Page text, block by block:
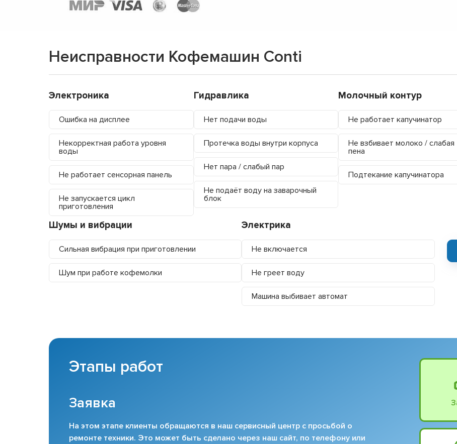
Неисправности Кофемашин Conti
Электроника
Ошибка на дисплее
Некорректная работа уровня
воды
Не работает сенсорная панель
Не запускается цикл
приготовления
Гидравлика
Нет подачи воды
Протечка воды внутри корпуса
Нет пара / слабый пар
Не подаёт воду на заварочный
блок
Молочный контур
Не работает капучинатор
Не взбивает молоко / слабая
пена
Подтекание капучинатора
Шумы и вибрации
Сильная вибрация при приготовлении
Шум при работе кофемолки
Электрика
Не включается
Не греет воду
Машина выбивает автомат
Этапы работ
Заявка
На этом этапе клиенты обращаются в наш сервисный центр с просьбой о
ремонте техники. Это может быть сделано через наш сайт, по телефону или